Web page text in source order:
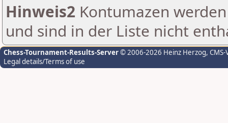
Hinweis2 Kontumazen
und sind in der Liste nicht
Chess-Tournament-Results-Server© 2006-2026 Heinz Herzog,
Legal details/Terms of use